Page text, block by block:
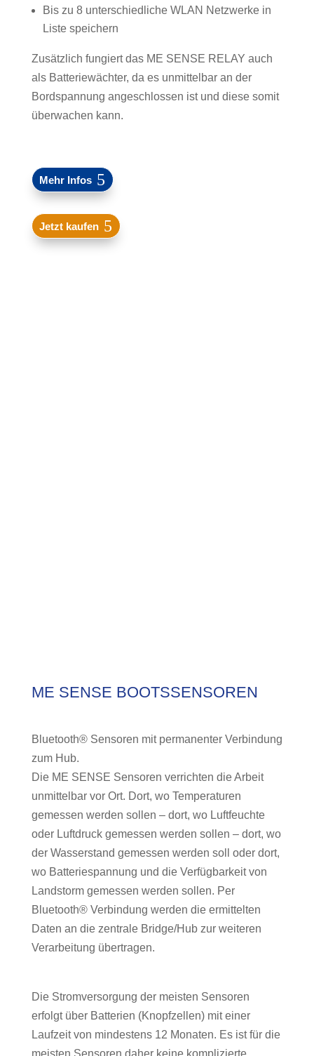
Bis zu 8 unterschiedliche WLAN Netzwerke in
Liste speichern
Zusätzlich fungiert das ME SENSE RELAY auch
als Batteriewächter, da es unmittelbar an der
Bordspannung angeschlossen ist und diese somit
überwachen kann.
Mehr Infos
Jetzt kaufen
ME SENSE BOOTSSENSOREN
Bluetooth® Sensoren mit permanenter Verbindung
zum Hub.
Die ME SENSE Sensoren verrichten die Arbeit
unmittelbar vor Ort. Dort, wo Temperaturen
gemessen werden sollen – dort, wo Luftfeuchte
oder Luftdruck gemessen werden sollen – dort, wo
der Wasserstand gemessen werden soll oder dort,
wo Batteriespannung und die Verfügbarkeit von
Landstorm gemessen werden sollen. Per
Bluetooth® Verbindung werden die ermittelten
Daten an die zentrale Bridge/Hub zur weiteren
Verarbeitung übertragen.
Die Stromversorgung der meisten Sensoren
erfolgt über Batterien (Knopfzellen) mit einer
Laufzeit von mindestens 12 Monaten. Es ist für die